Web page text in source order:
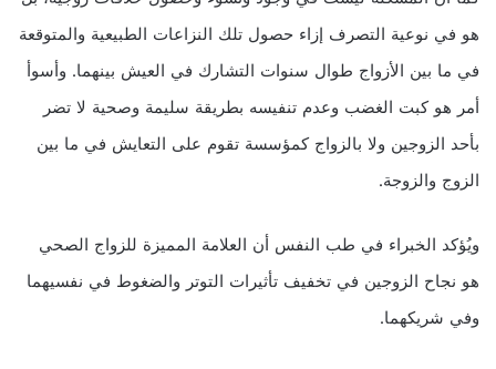
هو في نوعية التصرف إزاء حصول تلك النزاعات الطبيعية والمتوقعة
في ما بين الأزواج طوال سنوات التشارك في العيش بينهما. وأسوأ
أمر هو كبت الغضب وعدم تنفيسه بطريقة سليمة وصحية لا تضر
بأحد الزوجين ولا بالزواج كمؤسسة تقوم على التعايش في ما بين
الزوج والزوجة.
ويُؤكد الخبراء في طب النفس أن العلامة المميزة للزواج الصحي
هو نجاح الزوجين في تخفيف تأثيرات التوتر والضغوط في نفسيهما
وفي شريكهما.